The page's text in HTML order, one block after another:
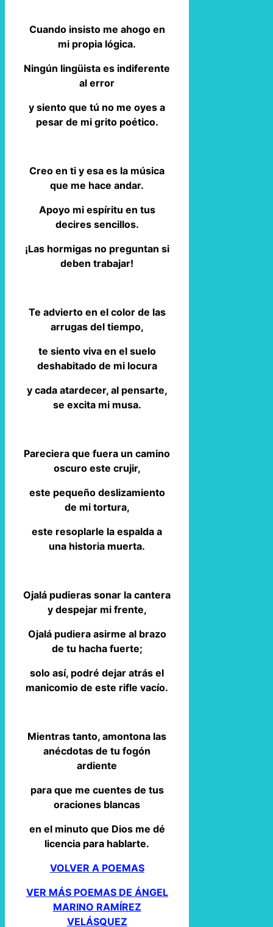
Cuando insisto me ahogo en
mi propia lógica.
Ningún lingüista es indiferente
al error
y siento que tú no me oyes a
pesar de mi grito poético.
Creo en ti y esa es la música
que me hace andar.
Apoyo mi espíritu en tus
decires sencillos.
¡Las hormigas no preguntan si
deben trabajar!
Te advierto en el color de las
arrugas del tiempo,
te siento viva en el suelo
deshabitado de mi locura
y cada atardecer, al pensarte,
se excita mi musa.
Pareciera que fuera un camino
oscuro este crujir,
este pequeño deslizamiento
de mi tortura,
este resoplarle la espalda a
una historia muerta.
Ojalá pudieras sonar la cantera
y despejar mi frente,
Ojalá pudiera asirme al brazo
de tu hacha fuerte;
solo así, podré dejar atrás el
manicomio de este rifle vacío.
Mientras tanto, amontona las
anécdotas de tu fogón
ardiente
para que me cuentes de tus
oraciones blancas
en el minuto que Dios me dé
licencia para hablarte.
VOLVER A POEMAS
VER MÁS POEMAS DE ÁNGEL
MARINO RAMÍREZ
VELÁSQUEZ